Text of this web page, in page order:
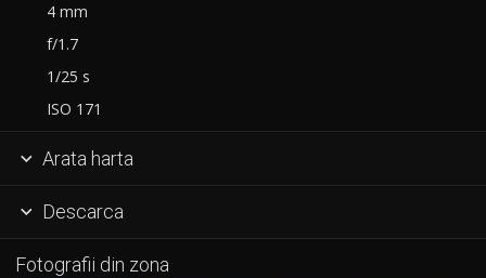
4 mm
f/1.7
1/25 s
ISO 171
 Arata harta
 Descarca
Fotografii din zona